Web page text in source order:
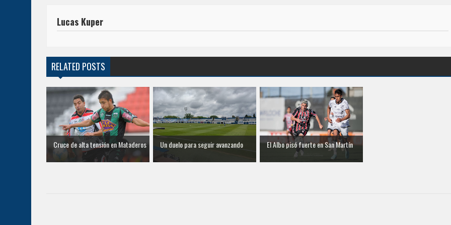
Lucas Kuper
RELATED POSTS
Cruce de alta tensión en Mataderos Un duelo para seguir avanzando El Albo pisó fuerte en San Martín